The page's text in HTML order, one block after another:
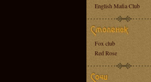
English Mafia Club
Fox club
Red Rose